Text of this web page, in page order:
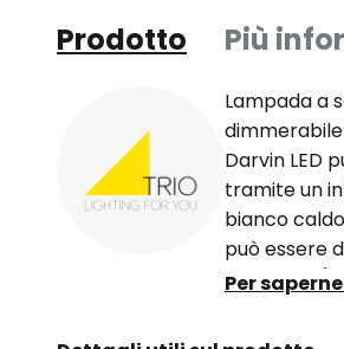
Prodotto Più
Lampada a
Darvin LED
tramite un
bianco
può essere
%, 25 %,
quale sono
Per